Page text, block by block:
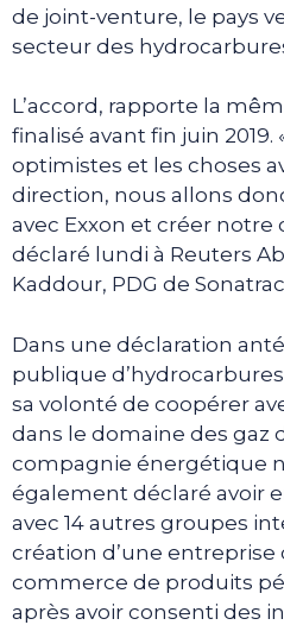
de joint-venture, le pays
secteur des
L’accord, rapporte la
finalisé avant fin juin
optimistes et les choses
direction, nous allons
avec Exxon et créer notre
déclaré lundi à Reuters
Kaddour, PDG de
Dans une déclaration
publique
sa volonté de coopérer
dans le domaine des gaz
compagnie énergétique
également déclaré avoir
avec 14 autres groupes
création d’une
commerce de produits
après avoir consenti des